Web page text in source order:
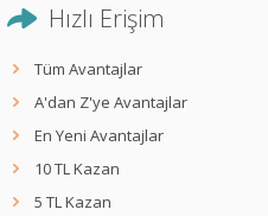
Hızlı Erişim
Tüm Avantajlar
A'dan Z'ye Avantajlar
En Yeni Avantajlar
10 TL Kazan
5 TL Kazan